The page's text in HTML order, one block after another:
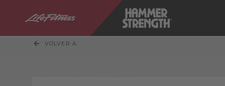
VOLVER A